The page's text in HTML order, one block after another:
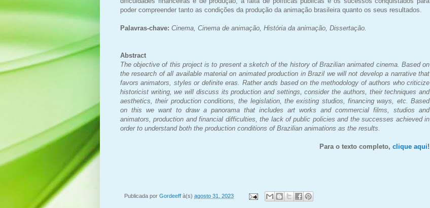
poder compreender tanto as condições da produção da animação brasileira quanto os seus resultados.
Palavras-chave: Cinema, Cinema de animação, História da animação, Dissertação.
Abstract
The objective of this project is to present a sketch of the history of Brazilian animated cinema. Based on
the research of all available material on animated production in Brazil we will not develop a narrative that
favors animators, styles or definite eras. Rather ands based on the methodology of authors who criticize
historicist writing, we will discuss its production and settings, consider the authors, their techniques and
aesthetics, their production conditions, the legislation, the existing studios, financing ways, etc. Based
on this we want to draw a panorama that includes art works and commercial films, studios and
animators, production and financial difficulties, the lack of public policies and the successes achieved in
order to understand both the production conditions of Brazilian animations as the results.
Para o texto completo, clique aqui!
Publicada por Gordeeff à(s) agosto 31, 2023